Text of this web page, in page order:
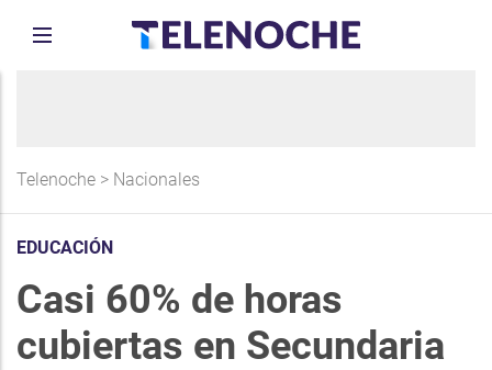
Telenoche > Nacionales
EDUCACIÓN
Casi 60% de horas
cubiertas en Secundaria